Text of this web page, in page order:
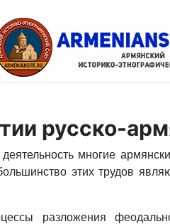
русско-
многие
этих трудов
разложения